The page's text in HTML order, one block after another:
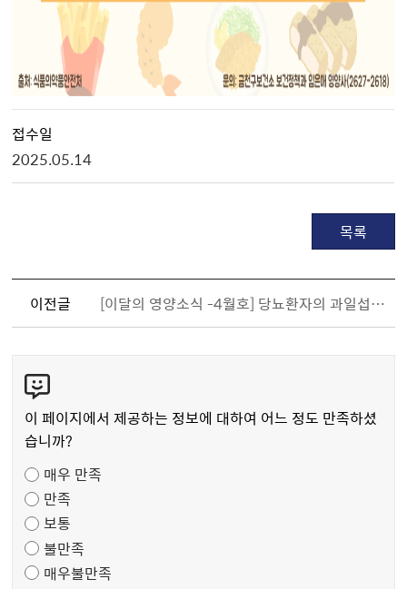
접수일
2025.05.14
목록
이전글 [이달의 영양소식 -4월호] 당뇨환자의 과일섭취가이드
텐
츠
만
도
조
사
이 페이지에서 제공하는 정보에 대하여 어느 정도 만족하셨
습니까?
매우 만족
만족
보통
불만족
매우불만족